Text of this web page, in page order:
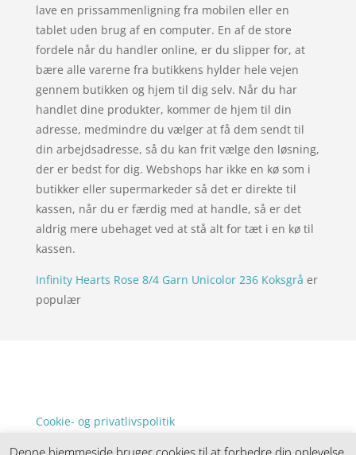
lave en prissammenligning fra mobilen eller en
tablet uden brug af en computer. En af de store
fordele når du handler online, er du slipper for, at
bære alle varerne fra butikkens hylder hele vejen
gennem butikken og hjem til dig selv. Når du har
handlet dine produkter, kommer de hjem til din
adresse, medmindre du vælger at få dem sendt til
din arbejdsadresse, så du kan frit vælge den løsning,
der er bedst for dig. Webshops har ikke en kø som i
butikker eller supermarkeder så det er direkte til
kassen, når du er færdig med at handle, så er det
aldrig mere ubehaget ved at stå alt for tæt i en kø til
kassen.
Infinity Hearts Rose 8/4 Garn Unicolor 236 Koksgrå er
populær
Cookie- og privatlivspolitik
Denne hjemmeside bruger cookies til at forbedre din oplevelse.